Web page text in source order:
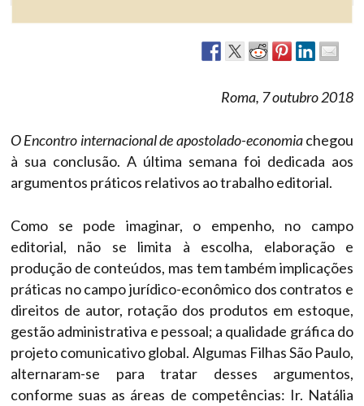
Roma, 7 outubro 2018
O Encontro internacional de apostolado-economiachegou
à sua conclusão. A última semana foi dedicada aos
argumentos práticos relativos ao trabalho editorial.
Como se pode imaginar, o empenho, no campo
editorial, não se limita à escolha, elaboração e
produção de conteúdos, mas tem também implicações
práticas no campo jurídico-econômico dos contratos e
direitos de autor, rotação dos produtos em estoque,
gestão administrativa e pessoal; a qualidade gráfica do
projeto comunicativo global. Algumas Filhas São Paulo,
alternaram-se para tratar desses argumentos,
conforme suas as áreas de competências: Ir. Natália